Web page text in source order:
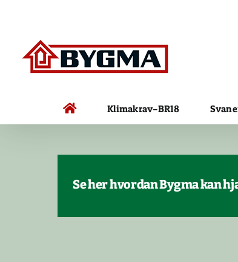
Klimakrav–BR18
Se her hvordan Bygma kan